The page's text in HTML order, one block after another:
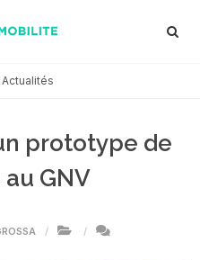
Actualités
prototype de
GNV